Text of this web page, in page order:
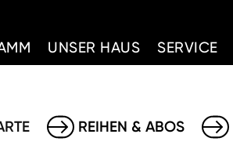
UNSER HAUS SERVICE
REIHEN & ABOS